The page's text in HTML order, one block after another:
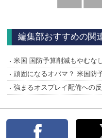
編集部おすすめの関
米国 国防予算削減もやむな
頑固になるオバマ？ 米国防
強まるオスプレイ配備への